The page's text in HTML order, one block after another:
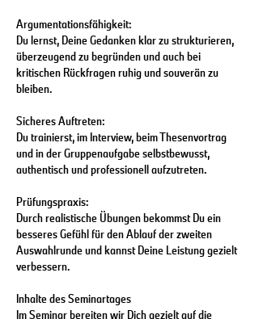
Argumentationsfähigkeit:
Du lernst, Deine Gedanken klar zu strukturieren,
überzeugend zu begründen und auch bei
kritischen Rückfragen ruhig und souverän zu
bleiben.
Sicheres Auftreten:
Du trainierst, im Interview, beim Thesenvortrag
und in der Gruppenaufgabe selbstbewusst,
authentisch und professionell aufzutreten.
Prüfungspraxis:
Durch realistische Übungen bekommst Du ein
besseres Gefühl für den Ablauf der zweiten
Auswahlrunde und kannst Deine Leistung gezielt
verbessern.
Inhalte des Seminartages
Im Seminar bereiten wir Dich gezielt auf die